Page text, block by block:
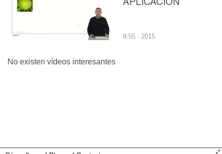
9:55 · 2015
No existen vídeos interesantes